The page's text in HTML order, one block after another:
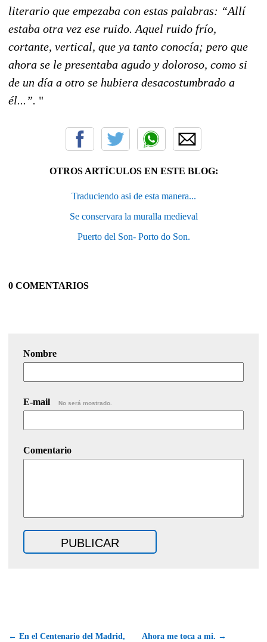
literario que empezaba con estas palabras: “Allí
estaba otra vez ese ruido. Aquel ruido frío,
cortante, vertical, que ya tanto conocía; pero que
ahora se le presentaba agudo y doloroso, como si
de un día a otro se hubiera desacostumbrado a
él...”. "
OTROS ARTÍCULOS EN ESTE BLOG:
Traduciendo asi de esta manera...
Se conservara la muralla medieval
Puerto del Son- Porto do Son.
0 COMENTARIOS
Nombre
E-mail No será mostrado.
Comentario
← En el Centenario del Madrid, Ahora me toca a mi. →